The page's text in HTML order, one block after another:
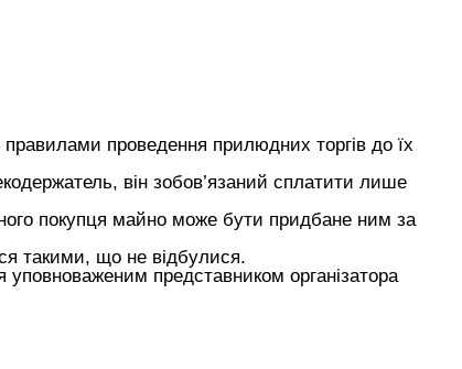
проведення прилюдних торгів до їх
він зобов’язаний сплатити лише
покупця майно може бути придбане ним за
такими, що не відбулися.
представником організатора